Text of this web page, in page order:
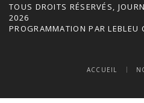
TOUS DROITS RÉSERVÉS,
2026
PROGRAMMATION PAR LEBLEU
ACCUEIL